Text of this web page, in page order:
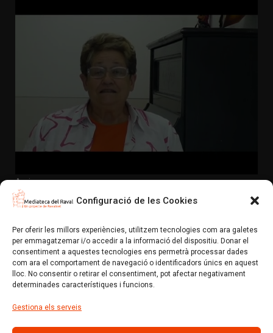
Configuració de les Cookies
Per oferir les millors experiències, utilitzem tecnologies com ara galetes
per emmagatzemar i/o accedir a la informació del dispositiu. Donar el
consentiment a aquestes tecnologies ens permetrà processar dades
com ara el comportament de navegació o identificadors únics en aquest
lloc. No consentir o retirar el consentiment, pot afectar negativament
determinades característiques i funcions.
Gestiona els serveis
Arxiu
Las Pieceras. Ampar
L'Ampar va començar a treballar als 12 o 13 anys,
Mediateca del Raval (Un projecte de colectic.coop)
Avís legal
Política de privacitat i normes d’ús
Política de xarxes socials
Política de cookies (EU)
Amb el suport de: